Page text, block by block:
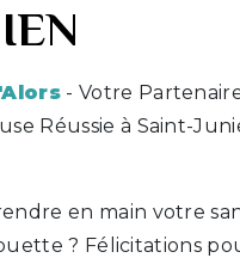
- Votre
Réussie à Saint-
en main votre
? Félicitations